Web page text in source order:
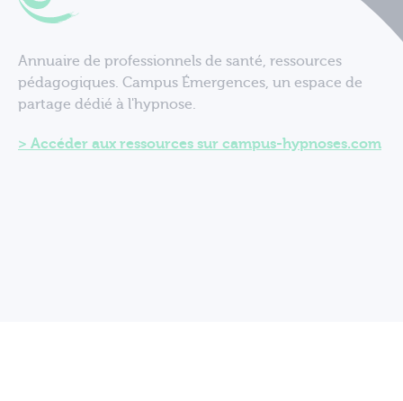
Annuaire de professionnels de santé, ressources
pédagogiques. Campus Émergences, un espace de
partage dédié à l'hypnose.
Accéder aux ressources sur campus-hypnoses.com